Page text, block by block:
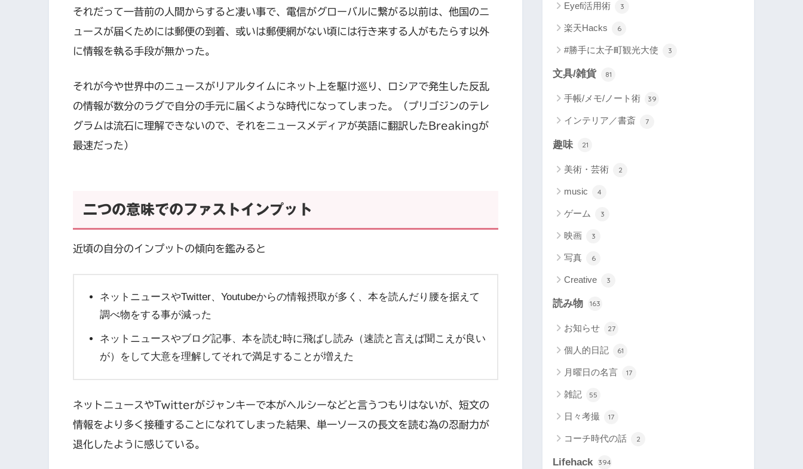
それだって一昔前の人間からすると凄い事で、電信がグローバルに繋がる以前は、他国のニ
ュースが届くためには郵便の到着、或いは郵便網がない頃には行き来する人がもたらす以外
に情報を執る手段が無かった。
それが今や世界中のニュースがリアルタイムにネット上を駆け巡り、ロシアで発生した反乱
の情報が数分のラグで自分の手元に届くような時代になってしまった。（プリゴジンのテレ
グラムは流石に理解できないので、それをニュースメディアが英語に翻訳したBreakingが
最速だった）
二つの意味でのファストインプット
近頃の自分のインプットの傾向を鑑みると
ネットニュースやTwitter、Youtubeからの情報摂取が多く、本を読んだり腰を据えて
調べ物をする事が減った
ネットニュースやブログ記事、本を読む時に飛ばし読み（速読と言えば聞こえが良い
が）をして大意を理解してそれで満足することが増えた
ネットニュースやTwitterがジャンキーで本がヘルシーなどと言うつもりはないが、短文の
情報をより多く接種することになれてしまった結果、単一ソースの長文を読む為の忍耐力が
退化したように感じている。
Eyefi活用術 3
楽天Hacks 6
#勝手に太子町観光大使 3
文具/雑貨 81
手帳/メモ/ノート術 39
インテリア／書斎 7
趣味 21
美術・芸術 2
music 4
ゲーム 3
映画 3
写真 6
Creative 3
読み物 163
お知らせ 27
個人的日記 61
月曜日の名言 17
雑記 55
日々考撮 17
コーチ時代の話 2
Lifehack 394